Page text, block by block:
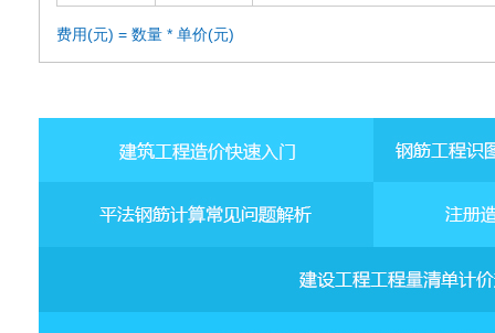
费用(元) = 数量 * 单价(元)